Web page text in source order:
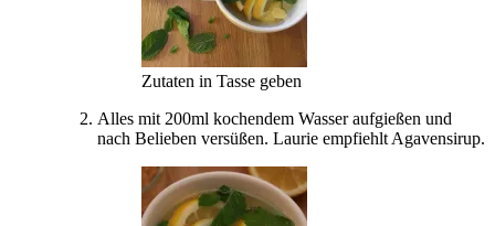
Zutaten in Tasse geben
Alles mit 200ml kochendem Wasser aufgießen und
nach Belieben versüßen. Laurie empfiehlt Agavensirup.